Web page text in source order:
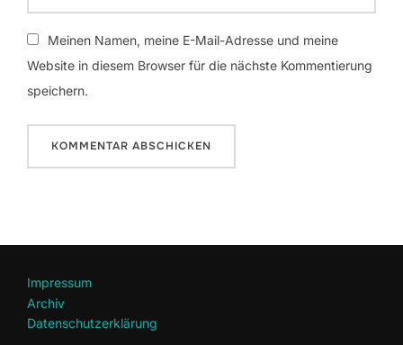
Meinen Namen, meine E-Mail-Adresse und meine
Website in diesem Browser für die nächste Kommentierung
speichern.
Impressum
Archiv
Datenschutzerklärung